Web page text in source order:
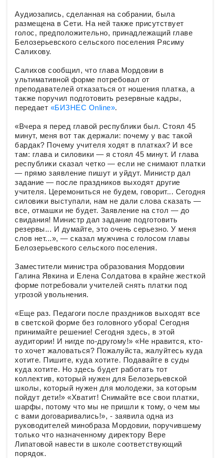
Аудиозапись, сделанная на собрании, была
размещена в Сети. На ней также присутствует
голос, предположительно, принадлежащий главе
Белозерьевского сельского поселения Рясиму
Салихову.
Салихов сообщил, что глава Мордовии в
ультимативной форме потребовал от
преподавателей отказаться от ношения платка, а
также поручил подготовить резервные кадры,
передает «БИЗНЕС Online».
«Вчера я перед главой республики был. Стоял 45
минут, меня вот так держали: почему у вас такой
бардак? Почему учителя ходят в платках? И все
там: глава и силовики — я стоял 45 минут. И глава
республики сказал четко — если не снимают платки
— прямо заявление пишут и уйдут. Министр дал
задание — после праздников выходят другие
учителя. Церемониться не будем, говорит... Сегодня
силовики выступали, нам не дали слова сказать —
все, отмашки не будет. Заявление на стол — до
свидания! Министр дал задание подготовить
резервы... И думайте, это очень серьезно. У меня
слов нет...», — сказал мужчина с голосом главы
Белозерьевского сельского поселения.
Заместители министра образования Мордовии
Галина Явкина и Елена Солдатова в крайне жесткой
форме потребовали учителей снять платки под
угрозой увольнения.
«Еще раз. Педагоги после праздников выходят все
в светской форме без головного убора! Сегодня
принимайте решение! Сегодня здесь, в этой
аудитории! И нигде по-другому!» «Не нравится, кто-
то хочет жаловаться? Пожалуйста, жалуйтесь куда
хотите. Пишите, куда хотите. Подавайте в суды
куда хотите. Но здесь будет работать тот
коллектив, который нужен для Белозерьевской
школы, который нужен для молодежи, за которым
пойдут дети!» «Хватит! Снимайте все свои платки,
шарфы, потому что мы не пришли к тому, о чем мы
с вами договаривались!», - заявила одна из
руководителей минобраза Мордовии, поручившему
только что назначенному директору Вере
Липатовой навести в школе соответствующий
порядок.